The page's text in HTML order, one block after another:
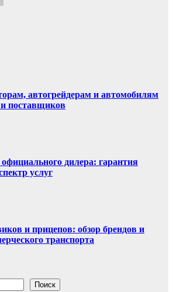
автогрейдерам и автомобилям
поставщиков
дилера: гарантия
услуг
и прицепов: обзор брендов и
транспорта
Поиск